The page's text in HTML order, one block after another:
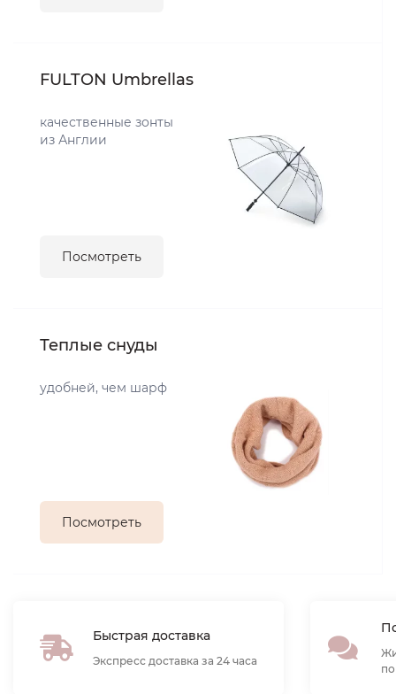
FULTON Umbrellas
качественные зонты
из Англии
Посмотреть
Теплые снуды
удобней, чем шарф
Посмотреть
Быстрая доставка
Экспресс доставка за 24 часа